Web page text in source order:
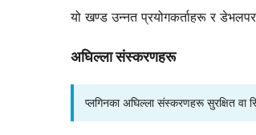
यो खण्ड उन्नत प्रयोगकर्ताहरू र
अघिल्ला संस्करणहरू
प्लगिनका अघिल्ला संस्करणहरू सुरक्षित वा